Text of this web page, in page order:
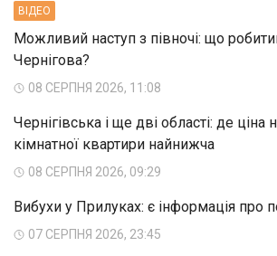
ВIДЕО
Можливий наступ з півночі: що
Чернігова?
08 СЕРПНЯ 2026, 11:08
Чернігівська і ще дві області: де ціна
кімнатної квартири найнижча
08 СЕРПНЯ 2026, 09:29
Вибухи у Прилуках: є інформація про
07 СЕРПНЯ 2026, 23:45